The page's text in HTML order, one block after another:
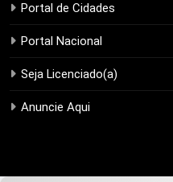
Portal de Cidades
Portal Nacional
Seja Licenciado(a)
Anuncie Aqui